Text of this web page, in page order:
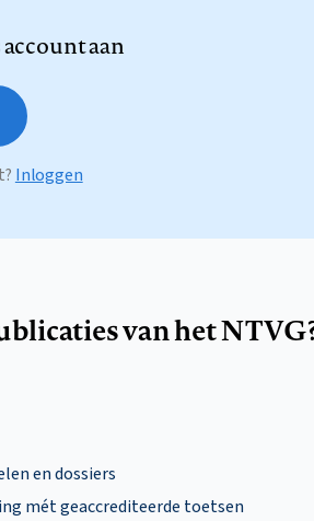
aan
Inloggen
van het
en dossiers
mét geaccrediteerde toetsen